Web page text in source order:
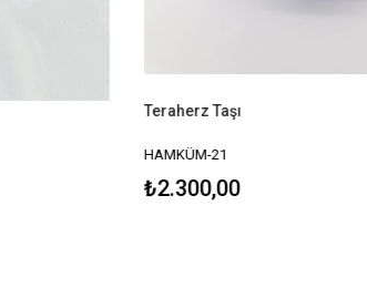
Teraherz Taşı
HAMKÜM-21
₺2.300,00